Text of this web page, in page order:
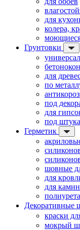
для
колера,
Грунтовки
для
по
под
для
под
Герметик
шовные
для
для
Декоративные
краски
мокрый